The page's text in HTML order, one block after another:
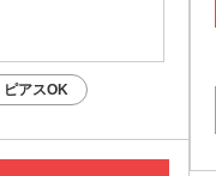
ピアスOK